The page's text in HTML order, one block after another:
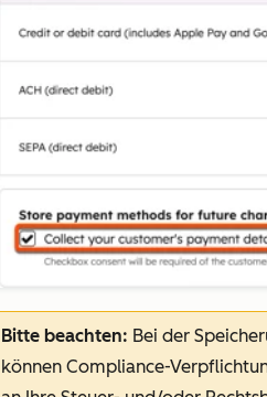
Bitte beachten: Bei der
können Compliance-